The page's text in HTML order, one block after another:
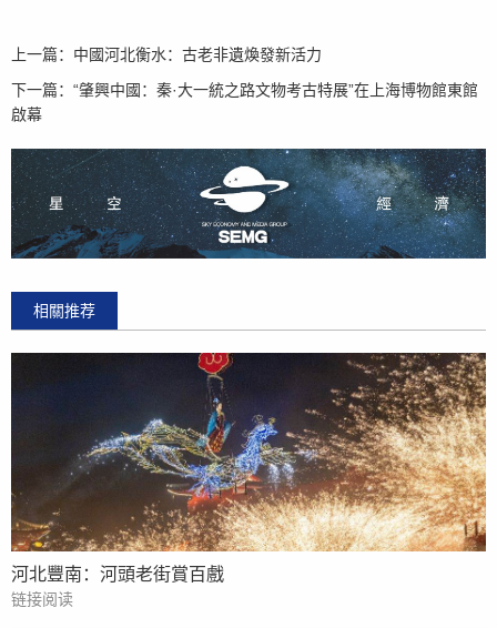
上一篇： 中國河北衡水：古老非遺煥發新活力
下一篇： “肇興中國：秦·大一統之路文物考古特展”在上海博物館東館
啟幕
相關推荐
河北豐南：河頭老街賞百戲
链接阅读